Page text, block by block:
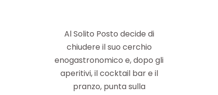
Al Solito Posto decide di
chiudere il suo cerchio
enogastronomico e, dopo gli
aperitivi, il cocktail bar e il
pranzo, punta sulla